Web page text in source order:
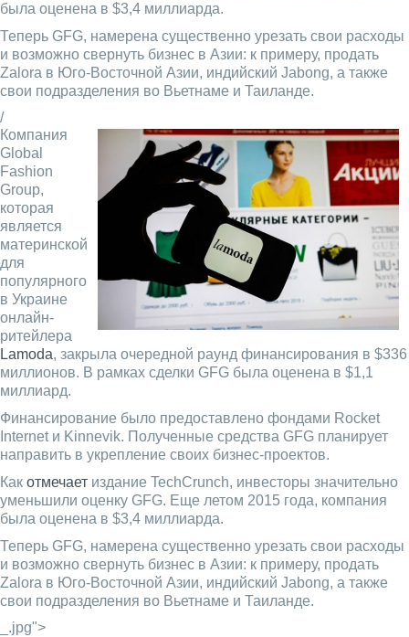
была оценена в $3,4 миллиарда.
Теперь GFG, намерена существенно урезать свои расходы
и возможно свернуть бизнес в Азии: к примеру, продать
Zalora в Юго-Восточной Азии, индийский Jabong, а также
свои подразделения во Вьетнаме и Таиланде.
/
Компания
Global
Fashion
Group,
которая
является
материнской
для
популярного
в Украине
онлайн-
ритейлера
Lamoda, закрыла очередной раунд финансирования в $336
миллионов. В рамках сделки GFG была оценена в $1,1
миллиард.
Финансирование было предоставлено фондами Rocket
Internet и Kinnevik. Полученные средства GFG планирует
направить в укрепление своих бизнес-проектов.
Как отмечает издание TechCrunch, инвесторы значительно
уменьшили оценку GFG. Еще летом 2015 года, компания
была оценена в $3,4 миллиарда.
Теперь GFG, намерена существенно урезать свои расходы
и возможно свернуть бизнес в Азии: к примеру, продать
Zalora в Юго-Восточной Азии, индийский Jabong, а также
свои подразделения во Вьетнаме и Таиланде.
_.jpg">